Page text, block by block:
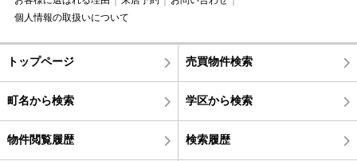
個人情報の取扱いについて
トップページ 売買物件検索
町名から検索 学区から検索
物件閲覧履歴 検索履歴